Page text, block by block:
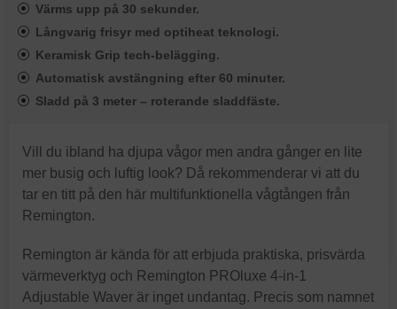
Värms upp på 30 sekunder.
Långvarig frisyr med optiheat teknologi.
Keramisk Grip tech-belägging.
Automatisk avstängning efter 60 minuter.
Sladd på 3 meter – roterande sladdfäste.
Vill du ibland ha djupa vågor men andra gånger en lite
mer busig och luftig look? Då rekommenderar vi att du
tar en titt på den här multifunktionella vågtången från
Remington.
Remington är kända för att erbjuda praktiska, prisvärda
värmeverktyg och Remington PROluxe 4-in-1
Adjustable Waver är inget undantag. Precis som namnet